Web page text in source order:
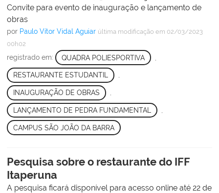
Convite para evento de inauguração e lançamento de
obras
por Paulo Vítor Vidal Aguiar última modificação em 02/03/2023
00h02
registrado em: QUADRA POLIESPORTIVA
RESTAURANTE ESTUDANTIL ,
INAUGURAÇÃO DE OBRAS
LANÇAMENTO DE PEDRA FUNDAMENTAL
CAMPUS SÃO JOÃO DA BARRA
Pesquisa sobre o restaurante do IFF
Itaperuna
A pesquisa ficará disponível para acesso online até 22 de